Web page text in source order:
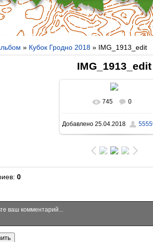
» Кубок Гродно 2018 » IMG_1913_edit
IMG_1913_edit
В реальном размере
1056x1230/ 1639.7Kb
745 0
Добавлено25.04.2018
: 0